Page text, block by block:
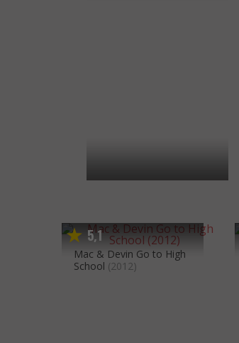
5,1
Mac & Devin Go to High
School (2012)